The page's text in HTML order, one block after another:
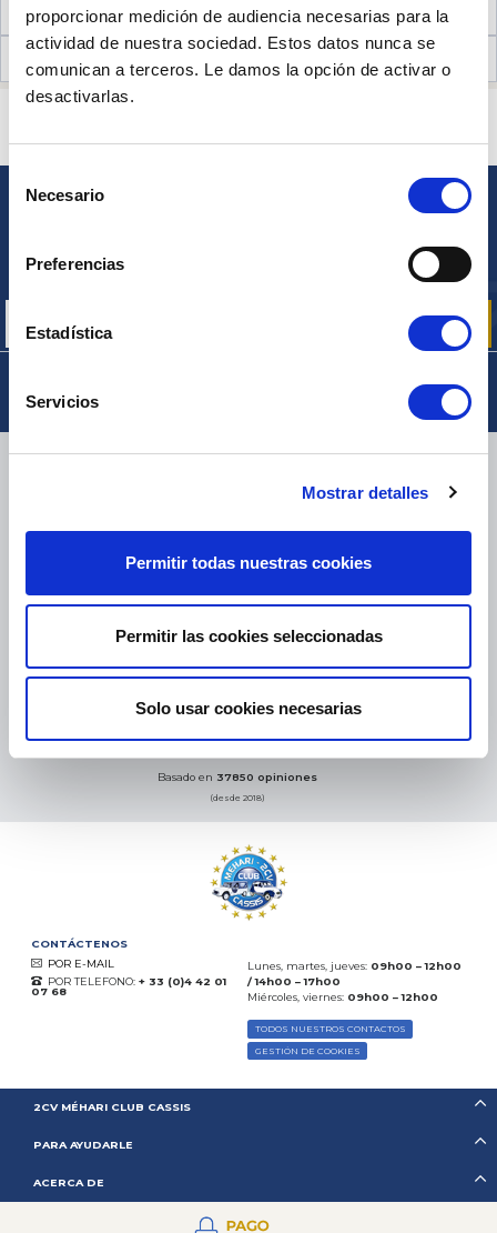
proporcionar medición de audiencia necesarias para la
actividad de nuestra sociedad. Estos datos nunca se
comunican a terceros. Le damos la opción de activar o
desactivarlas.
Necesario
Preferencias
Estadística
Servicios
Mostrar detalles
Permitir todas nuestras cookies
Permitir las cookies seleccionadas
Solo usar cookies necesarias
INFORMACIÓN TÉCNICA
OPINIONES DE CLIENTES (16)
PÓNGASE EN CONTACTO CON NOSOTROS
nuestras ofertas promocionales y noticias de productos
ENTREGA
eKomi
COMPANY
Basado en 37850 opiniones
(desde 2018)
CONTÁCTENOS
POR E-MAIL
POR TELEFONO: + 33 (0)4 42 01
07 68
Lunes, martes, jueves: 09h00 – 12h00
/ 14h00 – 17h00
Miércoles, viernes: 09h00 – 12h00
TODOS NUESTROS CONTACTOS
GESTIÓN DE COOKIES
2CV MÉHARI CLUB CASSIS
PARA AYUDARLE
ACERCA DE